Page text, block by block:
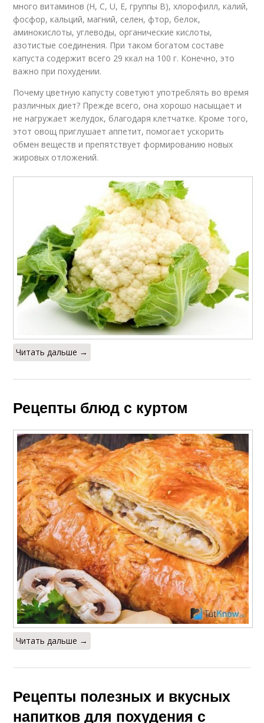
много витаминов (Н, С, U, Е, группы В), хлорофилл, калий,
фосфор, кальций, магний, селен, фтор, белок,
аминокислоты, углеводы, органические кислоты,
азотистые соединения. При таком богатом составе
капуста содержит всего 29 ккал на 100 г. Конечно, это
важно при похудении.
Почему цветную капусту советуют употреблять во время
различных диет? Прежде всего, она хорошо насыщает и
не нагружает желудок, благодаря клетчатке. Кроме того,
этот овощ приглушает аппетит, помогает ускорить
обмен веществ и препятствует формированию новых
жировых отложений.
Читать дальше →
Рецепты блюд с куртом
Читать дальше →
Рецепты полезных и вкусных
напитков для похудения с